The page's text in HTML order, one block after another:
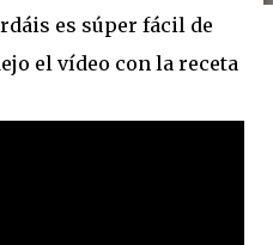
es súper fácil de
el vídeo con la receta